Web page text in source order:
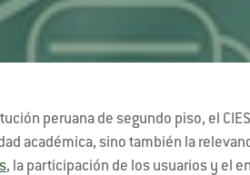
peruana de segundo piso, el
académica, sino también la
, la participación de los usuarios y el